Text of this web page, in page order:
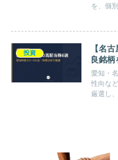
を、個
投資
【名
良銘柄
愛知・
性向な
厳選し